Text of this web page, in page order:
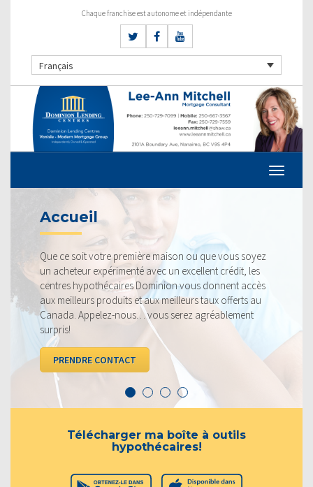
Chaque franchise est autonome et indépendante
Français
maison ou que vous soyez
avec un excellent crédit, les
Dominion vous donnent accès
aux meilleurs taux offerts au
vous serez agréablement
Nos taux sont toujours
fiers de pouvoir vous
profitable. Jetez un coup
la concurrence.
VOIR LES TAUX
Télécharger ma boîte à outils
hypothécaires!